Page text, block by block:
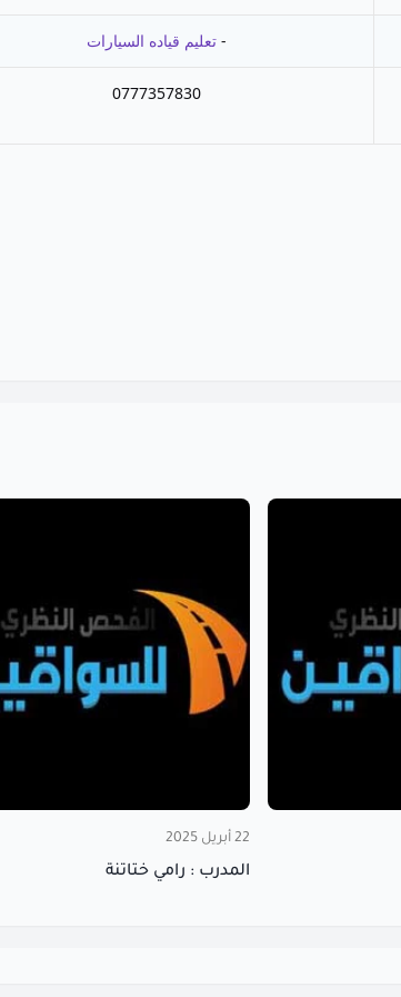
- تعليم قياده السيارات
0777357830
22 أبريل 2025
المدرب : رامي ختاتنة